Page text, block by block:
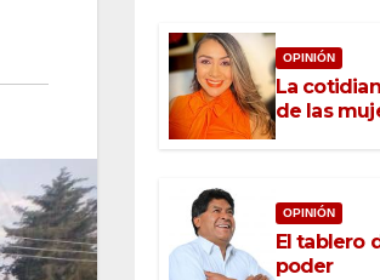
OPINIÓN
La
de las
OPINIÓN
El tablero
poder